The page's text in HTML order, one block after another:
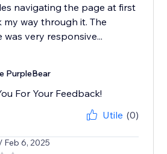
navigating the page at first
my way through it. The
was very responsive...
PurpleBear
For Your Feedback!
Utile (0)
/ Feb 6, 2025